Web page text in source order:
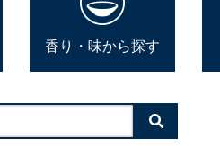
香り・味から探す
検
索